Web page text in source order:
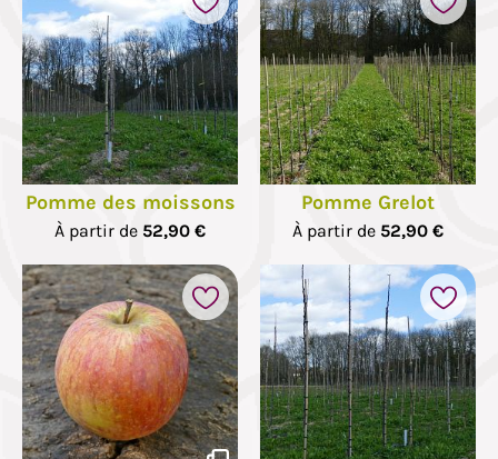
Pomme des moissons
À partir de 52,90 €
Pomme Grelot
À partir de 52,90 €